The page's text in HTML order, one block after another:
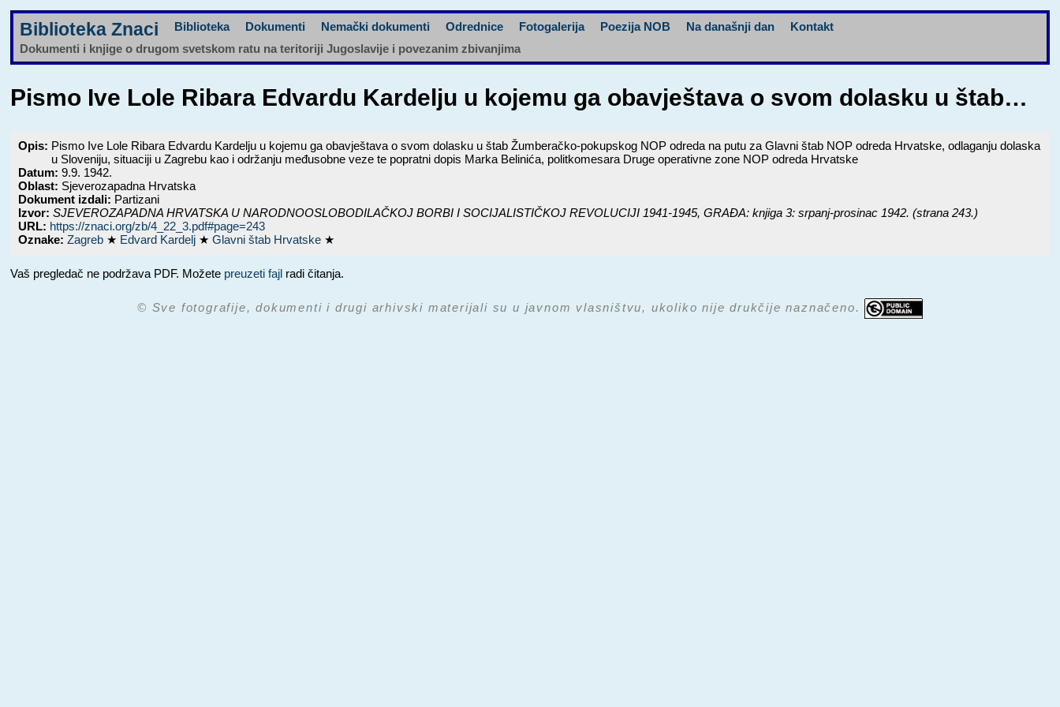
Biblioteka Znaci Biblioteka Dokumenti Nemački dokumenti Odrednice Fotogalerija Poezija NOB Na današnji dan
Kontakt
Dokumenti i knjige o drugom svetskom ratu na teritoriji Jugoslavije i povezanim zbivanjima
Pismo Ive Lole Ribara Edvardu Kardelju u kojemu ga obavještava o svom dolasku u štab…
Opis: Pismo Ive Lole Ribara Edvardu Kardelju u kojemu ga obavještava o svom dolasku u štab Žumberačko-pokupskog NOP odreda na putu za Glavni štab NOP odreda Hrvatske, odlaganju dolaska
u Sloveniju, situaciji u Zagrebu kao i održanju međusobne veze te popratni dopis Marka Belinića, politkomesara Druge operativne zone NOP odreda Hrvatske
Datum:9.9. 1942.
Oblast: Sjeverozapadna Hrvatska
Dokument izdali: Partizani
Izvor: SJEVEROZAPADNA HRVATSKA U NARODNOOSLOBODILAČKOJ BORBI I SOCIJALISTIČKOJ REVOLUCIJI 1941-1945, GRAĐA: knjiga 3: srpanj-prosinac 1942. (strana 243.)
URL: https://znaci.org/zb/4_22_3.pdf#page=243
Oznake:Zagreb ★ Edvard Kardelj ★Glavni štab Hrvatske ★
Vaš pregledač ne podržava PDF. Možete preuzeti fajl radi čitanja.
© Sve fotografije, dokumenti i drugi arhivski materijali su u javnom vlasništvu, ukoliko nije drukčije naznačeno.